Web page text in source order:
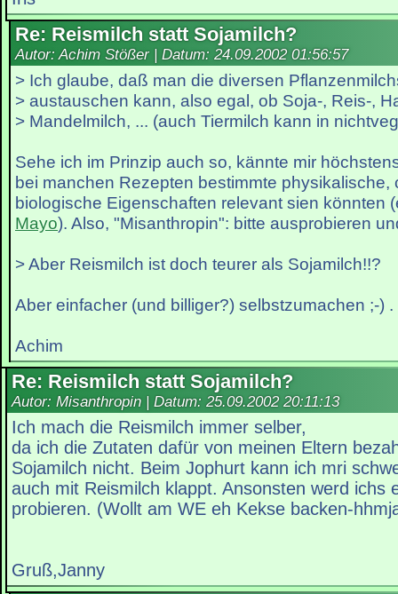
Re: Reismilch statt Sojamilch?
Autor: Achim Stößer | Datum: 24.09.2002 01:56:57
> Ich glaube, daß man die diversen
> austauschen kann, also egal, ob Soja-, Reis-,
> Mandelmilch, ... (auch Tiermilch kann in
Sehe ich im Prinzip auch so, kännte mir
bei manchen Rezepten bestimmte physikalische,
biologische Eigenschaften relevant sien könnten
Mayo). Also, "Misanthropin": bitte ausprobieren
> Aber Reismilch ist doch teurer als Sojamilch!!?
Aber einfacher (und billiger?) selbstzumachen ;-) .
Achim
Re: Reismilch statt Sojamilch?
Autor: Misanthropin | Datum: 25.09.2002 20:11:13
Ich mach die Reismilch immer selber,
da ich die Zutaten dafür von meinen Eltern
Sojamilch nicht. Beim Jophurt kann ich mri
auch mit Reismilch klappt. Ansonsten werd ichs
probieren. (Wollt am WE eh Kekse backen-
Gruß,Janny